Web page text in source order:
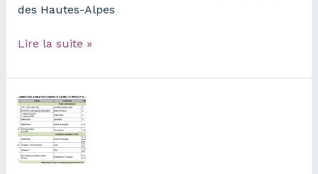
des Hautes-Alpes
Bibliothèques
département
des
Hautes-
Alpes
Lire la suite »